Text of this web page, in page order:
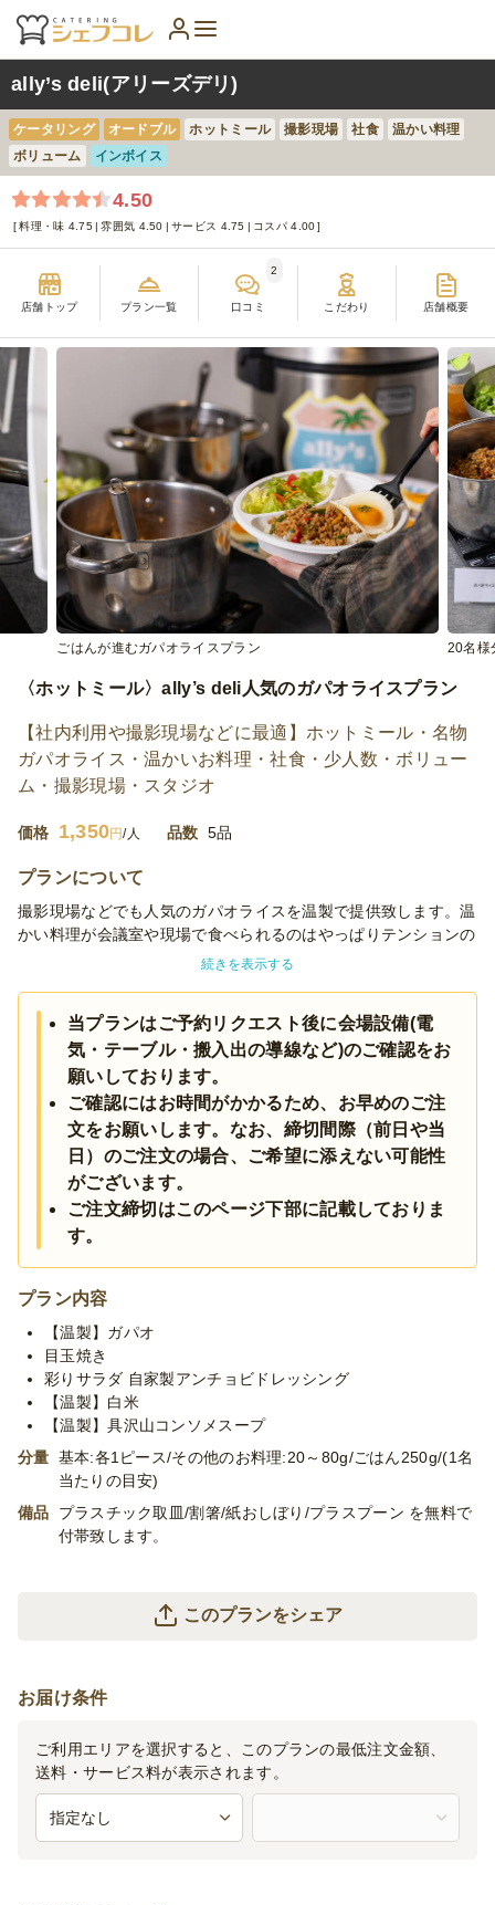
ally’s deli(アリーズデリ)
ケータリング オードブル ホットミール 撮影現場 社食
温かい料理
ボリューム
インボイス
4.50
料理・味 4.75 雰囲気 4.50 サービス 4.75 コスパ 4.00
店舗トップ プラン一覧 口コミ
2
こだわり 店舗概要
ごはんが進むガパオライスプラン 20名様
〈ホットミール〉ally’s deli人気のガパオライスプラン
【社内利用や撮影現場などに最適】ホットミール・名物
ガパオライス・温かいお料理・社食・少人数・ボリュー
ム・撮影現場・スタジオ
価格 1,350円/人 品数 5品
プランについて
撮影現場などでも人気のガパオライスを温製で提供致します。温
かい料理が会議室や現場で食べられるのはやっぱりテンションの
上がり方が違います♪盛り上がること間違いなしです。
ン内に含まれております。(スタッフ人数をご指定の場合は別途
人件費が発生する可能性がございます。)
※ご要望によりお料理の変更も可能ですので、お気軽にお問合せ
ください。
※季節毎の仕入れによりメニューが変わる場合がございます。予
めご了承ください。
続きを表示する
当プランはご予約リクエスト後に会場設備(電
気・テーブル・搬入出の導線など)のご確認をお
願いしております。
ご確認にはお時間がかかるため、お早めのご注
文をお願いします。なお、締切間際（前日や当
日）のご注文の場合、ご希望に添えない可能性
がございます。
ご注文締切はこのページ下部に記載しておりま
す。
プラン内容
【温製】ガパオ
目玉焼き
彩りサラダ 自家製アンチョビドレッシング
【温製】白米
【温製】具沢山コンソメスープ
分量 基本:各1ピース/その他のお料理:20～80g/ごはん250g/(1名
当たりの目安)
備品
プラスチック取皿/割箸/紙おしぼり/プラスプーン を無料で
付帯致します。
このプランをシェア
お届け条件
ご利用エリアを選択すると、このプランの最低注文金額、
送料・サービス料が表示されます。